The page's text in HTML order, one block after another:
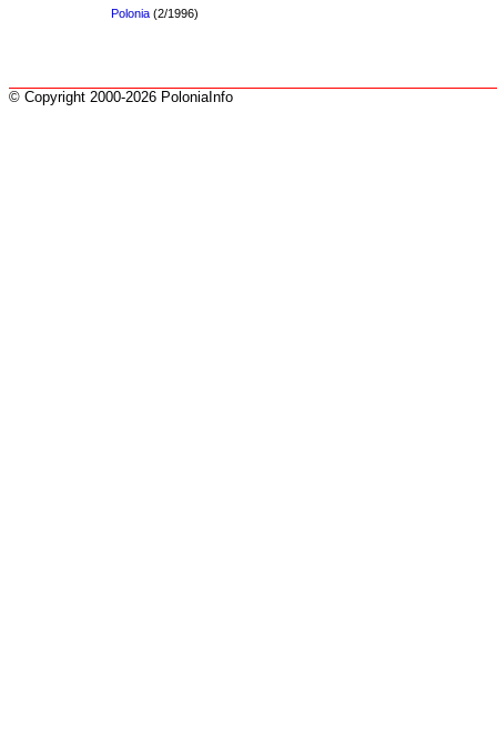
Polonia (2/1996)
© Copyright 2000-2026 PoloniaInfo